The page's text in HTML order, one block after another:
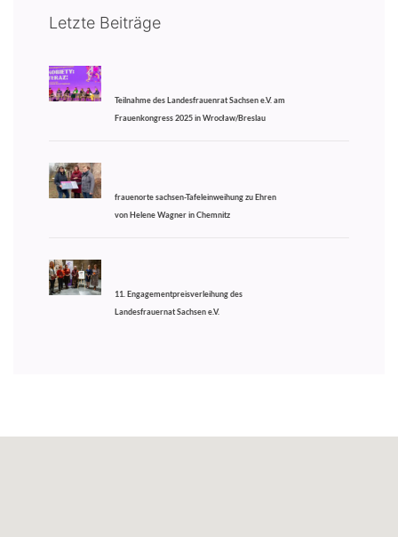
Letzte Beiträge
Teilnahme des Landesfrauenrat Sachsen e.V. am
Frauenkongress 2025 in Wrocław/Breslau
frauenorte sachsen-Tafeleinweihung zu Ehren
von Helene Wagner in Chemnitz
11. Engagementpreisverleihung des
Landesfrauernat Sachsen e.V.